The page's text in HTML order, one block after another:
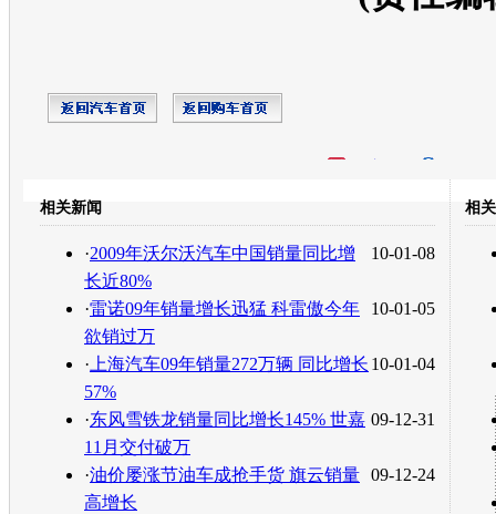
转发至：
相关新闻
10-01-08
·2009年沃尔沃汽车中国销量同比增
长近80%
10-01-05
·雷诺09年销量增长迅猛 科雷傲今年
欲销过万
10-01-04
· 上海汽车09年销量272万辆 同比增长
57%
09-12-31
·东风雪铁龙销量同比增长145% 世嘉
11月交付破万
09-12-24
·油价屡涨节油车成抢手货 旗云销量
高增长
相